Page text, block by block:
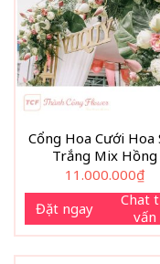
Cổng Hoa Cưới Hoa
Trắng Mix Hồng
11.000.000₫
Đặt ngay
Chat
vấn